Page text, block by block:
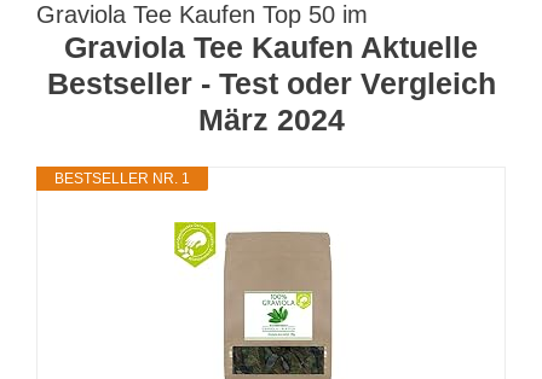
Graviola Tee Kaufen Top 50 im
Graviola Tee Kaufen Aktuelle
Bestseller - Test oder Vergleich
März 2024
BESTSELLER NR. 1